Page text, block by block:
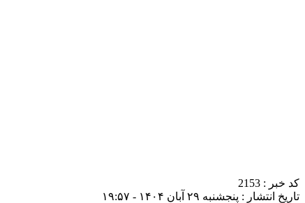
کد خبر : 2153
تاریخ انتشار : پنجشنبه ۲۹ آبان ۱۴۰۴ - ۱۹:۵۷